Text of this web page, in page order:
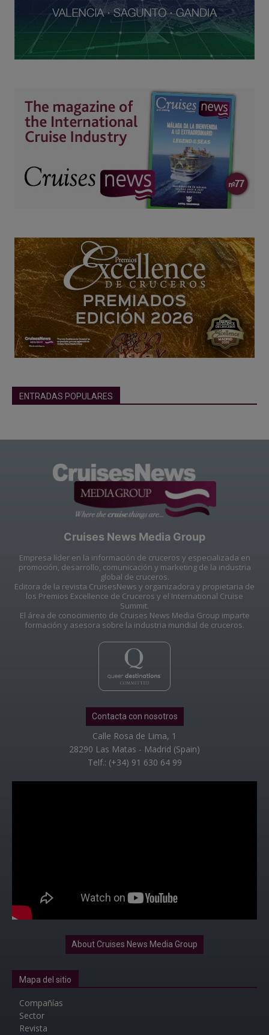
ENTRADAS POPULARES
Cruises News Media Group
Empresa líder en la información de cruceros y especializada en
promoción, desarrollo, comunicación y marketing de la industria
global de cruceros.
Editora de la revista CruisesNews y organizadora y propietaria de
los Premios Excellence de Cruceros y el International Cruise
Summit.
El área de conocimiento de Cruises News Media Group imparte
formación y asesora sobre la industria mundial de cruceros.
Contacta con nosotros
Calle Rosa de Lima, 1
28290 Las Matas - Madrid (Spain)
Telf.: (+34) 91 630 64 99
About Cruises News Media Group
Mapa del sitio
Compañías
Sector
Revista